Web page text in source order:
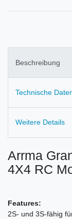
Beschreibung
Technische
Weitere Details
Arrma
4X4 RC
Features:
2S- und 3S-fähig